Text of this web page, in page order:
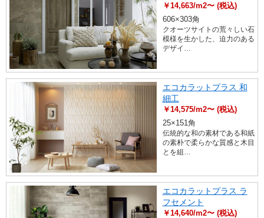
￥14,663/m2〜 (税込)
606×303角
クオーツサイトの荒々しい石
模様を生かした、迫力のある
デザイ…
エコカラットプラス 和
細工
￥14,575/m2〜 (税込)
25×151角
伝統的な和の素材である和紙
の素朴で柔らかな質感と木目
とを組…
エコカラットプラス ラ
フセメント
￥14,640/m2〜 (税込)